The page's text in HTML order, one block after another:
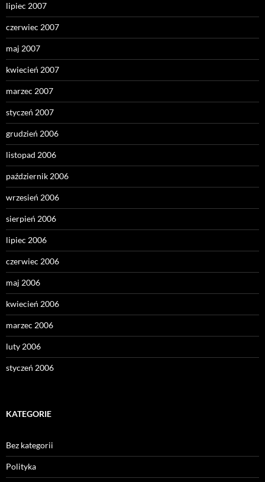
lipiec 2007
czerwiec 2007
maj 2007
kwiecień 2007
marzec 2007
styczeń 2007
grudzień 2006
listopad 2006
październik 2006
wrzesień 2006
sierpień 2006
lipiec 2006
czerwiec 2006
maj 2006
kwiecień 2006
marzec 2006
luty 2006
styczeń 2006
KATEGORIE
Bez kategorii
Polityka